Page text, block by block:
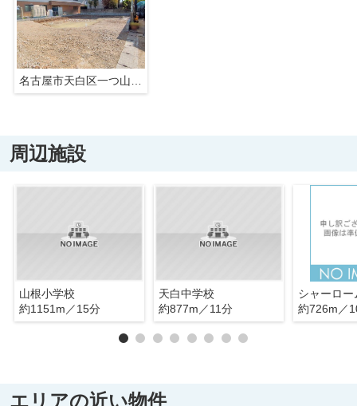
周辺施設
山根小学校
約1151m／15分
天白中学校
約877m／11分
シャーロー
約726m／
エリアの近い物件